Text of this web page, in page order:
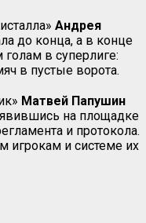
Андрея
до конца, а в конце
в суперлиге:
в пустые ворота.
Матвей Папушин
на площадке
и протокола.
игрокам и системе их